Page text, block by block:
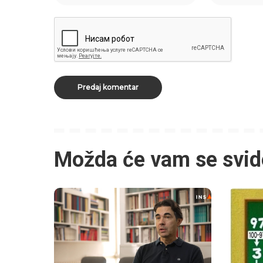
Možda će vam se